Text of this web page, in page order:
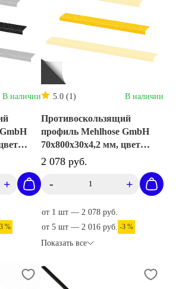
В наличии
+
%
5.0 (1) В наличии
Противоскользящий
профиль Mehlhose GmbH
70х800х30х4,2 мм, цвет
желтый, GTXG070800
2 078 руб.
- +
от 1 шт — 2 078 руб.
от 5 шт — 2 016 руб. -3 %
Показать все